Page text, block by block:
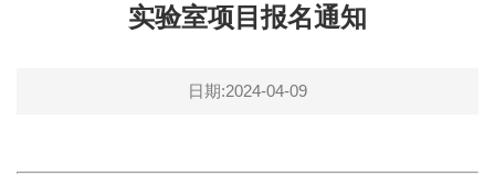
实验室项目报名通知
日期:2024-04-09